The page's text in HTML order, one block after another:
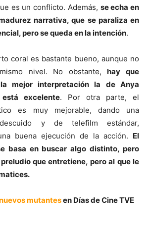
es un conflicto. Además, se echa en
narrativa, que se paraliza en
pero se queda en la intención.
coral es bastante bueno, aunque no
nivel. No obstante,hay que
mejor interpretación la de Anya
excelente. Por otra parte, el
es muy mejorable, dando una
y de telefilm estándar,
buena ejecución de la acción. El
basa en buscar algo distinto, pero
que entretiene, pero al que le
mutantesen Días de Cine TVE